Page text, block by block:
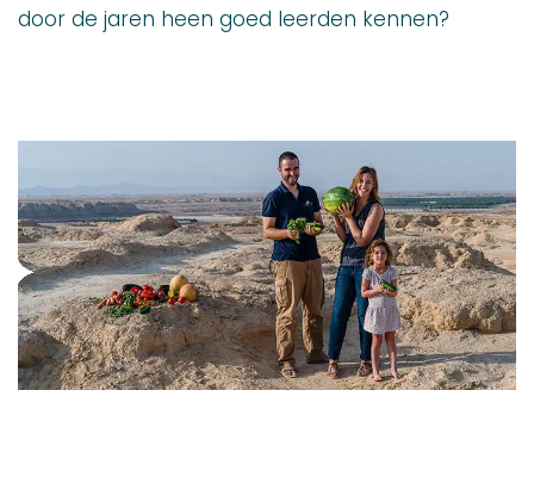
door de jaren heen goed leerden kennen?